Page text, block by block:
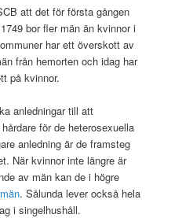
att det för första gången
bor fler män än kvinnor i
har ett överskott av
från hemorten och idag har
på kvinnor.
anledningar till att
för de heterosexuella
anledning är de framsteg
När kvinnor inte längre är
av män kan de i högre
. Sålunda lever också hela
i singelhushåll.